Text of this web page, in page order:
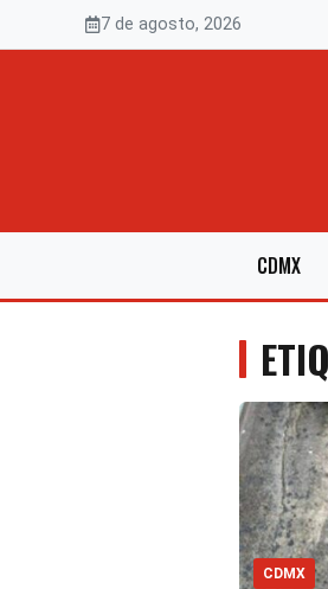
7 de agosto, 2026
CDMX
CDMX